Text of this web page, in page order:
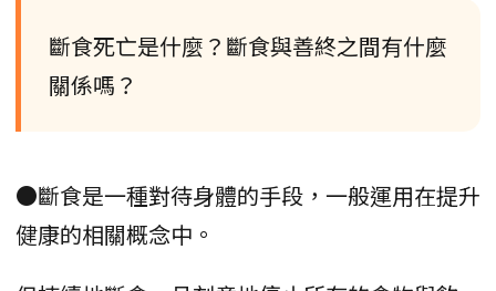
斷食死亡是什麼？斷食與善終之間有什麼
關係嗎？
●斷食是一種對待身體的手段，一般運用在提升
健康的相關概念中。